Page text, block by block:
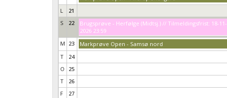
L
21
S
22
Brugsprøve - Herfølge (Midtsj.) // Tilmeldingsfrist: 18-11-
2026 23:59
M 23
Markprøve Open - Samsø nord
T
24
O
25
T
26
F
27